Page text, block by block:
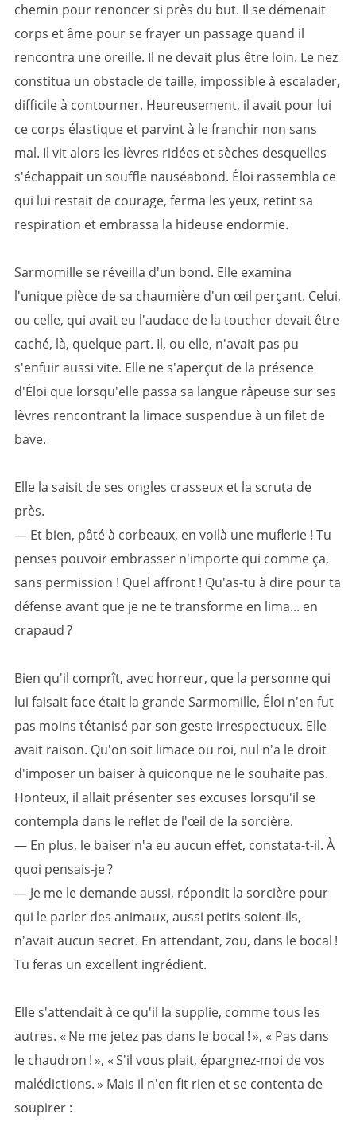
chemin pour renoncer si près du but. Il se démenait
corps et âme pour se frayer un passage quand il
rencontra une oreille. Il ne devait plus être loin. Le nez
constitua un obstacle de taille, impossible à escalader,
difficile à contourner. Heureusement, il avait pour lui
ce corps élastique et parvint à le franchir non sans
mal. Il vit alors les lèvres ridées et sèches desquelles
s'échappait un souffle nauséabond. Éloi rassembla ce
qui lui restait de courage, ferma les yeux, retint sa
respiration et embrassa la hideuse endormie.
Sarmomille se réveilla d'un bond. Elle examina
l'unique pièce de sa chaumière d'un œil perçant. Celui,
ou celle, qui avait eu l'audace de la toucher devait être
caché, là, quelque part. Il, ou elle, n'avait pas pu
s'enfuir aussi vite. Elle ne s'aperçut de la présence
d'Éloi que lorsqu'elle passa sa langue râpeuse sur ses
lèvres rencontrant la limace suspendue à un filet de
bave.
Elle la saisit de ses ongles crasseux et la scruta de
près.
— Et bien, pâté à corbeaux, en voilà une muflerie ! Tu
penses pouvoir embrasser n'importe qui comme ça,
sans permission ! Quel affront ! Qu'as-tu à dire pour ta
défense avant que je ne te transforme en lima... en
crapaud ?
Bien qu'il comprît, avec horreur, que la personne qui
lui faisait face était la grande Sarmomille, Éloi n'en fut
pas moins tétanisé par son geste irrespectueux. Elle
avait raison. Qu'on soit limace ou roi, nul n'a le droit
d'imposer un baiser à quiconque ne le souhaite pas.
Honteux, il allait présenter ses excuses lorsqu'il se
contempla dans le reflet de l'œil de la sorcière.
— En plus, le baiser n'a eu aucun effet, constata-t-il. À
quoi pensais-je ?
— Je me le demande aussi, répondit la sorcière pour
qui le parler des animaux, aussi petits soient-ils,
n'avait aucun secret. En attendant, zou, dans le bocal !
Tu feras un excellent ingrédient.
Elle s'attendait à ce qu'il la supplie, comme tous les
autres. « Ne me jetez pas dans le bocal ! », « Pas dans
le chaudron ! », « S'il vous plait, épargnez-moi de vos
malédictions. » Mais il n'en fit rien et se contenta de
soupirer :